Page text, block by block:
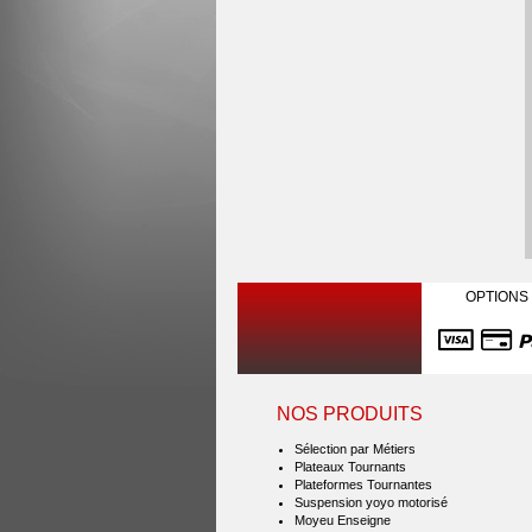
OPTIONS
NOS PRODUITS
Sélection par Métiers
Plateaux Tournants
Plateformes Tournantes
Suspension yoyo motorisé
Moyeu Enseigne